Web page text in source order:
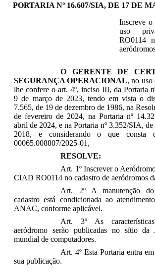
PORTARIA Nº 16.607/SIA, DE 17 DE
Inscreve
uso
RO0114
O GERENTE DE
SEGURANÇA OPERACIONAL, no uso
lhe confere o art. 4º, inciso III, da Portaria
9 de março de 2023, tendo em vista o
7.565, de 19 de dezembro de 1986, na
de fevereiro de 2024, na Portaria nº
abril de 2024, e na Portaria nº 3.352/SIA,
2018, e considerando o que consta
00065.008807/2025-01,
RESOLVE:
Art. 1º Inscrever o
CIAD RO0114 no cadastro de aeródromos
Art. 2º A manutenção
cadastro está condicionada ao
ANAC, conforme aplicável.
Art. 3º As
aeródromo serão publicadas no sítio
mundial de computadores.
Art. 4º Esta Portaria entra
sua publicação.